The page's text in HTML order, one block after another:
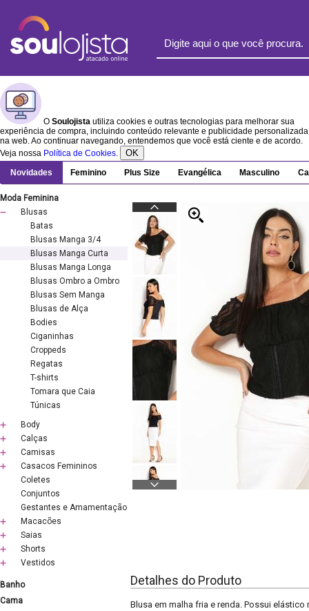
O Soulojista utiliza cookies e outras tecnologias para melhorar sua
experiência de compra, incluindo conteúdo relevante e publicidade personalizada
na web. Ao continuar navegando, entendemos que você está ciente e de acordo.
Veja nossa Política de Cookies. OK
Novidades Feminino Plus Size Evangélica Masculino
Moda Feminina
Blusas
Batas
Blusas Manga 3/4
Blusas Manga Curta
Blusas Manga Longa
Blusas Ombro a Ombro
Blusas Sem Manga
Blusas de Alça
Bodies
Ciganinhas
Croppeds
Regatas
T-shirts
Tomara que Caia
Túnicas
Body
Calças
Camisas
Casacos Femininos
Coletes
Conjuntos
Gestantes e Amamentação
Macacões
Saias
Shorts
Vestidos
Banho
Cama
Detalhes do Produto
Blusa em malha fria e renda. Possui